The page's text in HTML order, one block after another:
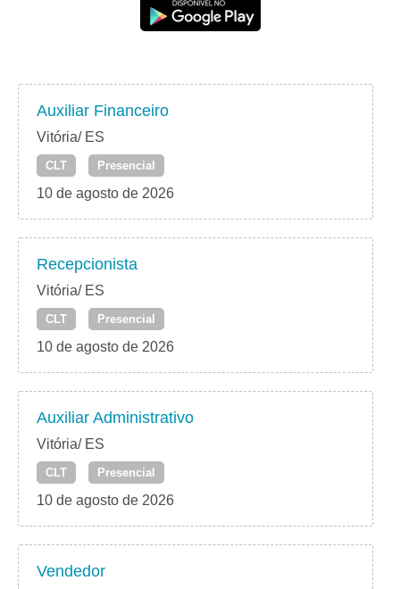
Auxiliar Financeiro
Vitória/ ES
CLT Presencial
10 de agosto de 2026
Recepcionista
Vitória/ ES
CLT Presencial
10 de agosto de 2026
Auxiliar Administrativo
Vitória/ ES
CLT Presencial
10 de agosto de 2026
Vendedor